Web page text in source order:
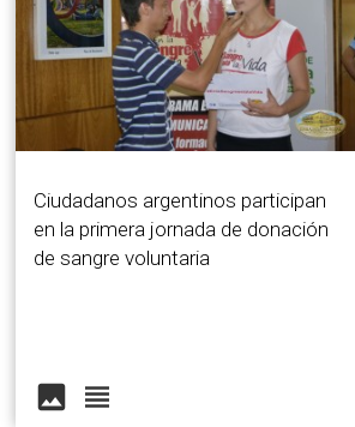
Ciudadanos argentinos participan
en la primera jornada de donación
de sangre voluntaria
image view_headline